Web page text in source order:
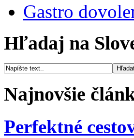
Gastro
Hľadaj na
Najnovšie
Perfektné